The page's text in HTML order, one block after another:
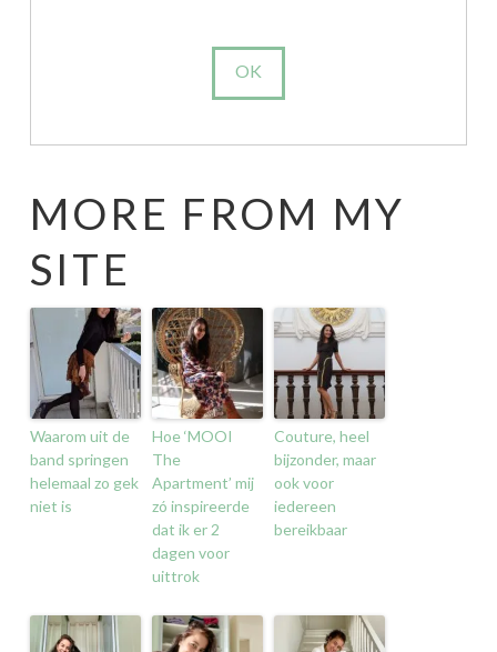
MORE FROM MY
SITE
Waarom uit de
band springen
helemaal zo gek
niet is
Hoe ‘MOOI
The
Apartment’ mij
zó inspireerde
dat ik er 2
dagen voor
uittrok
Couture, heel
bijzonder, maar
ook voor
iedereen
bereikbaar